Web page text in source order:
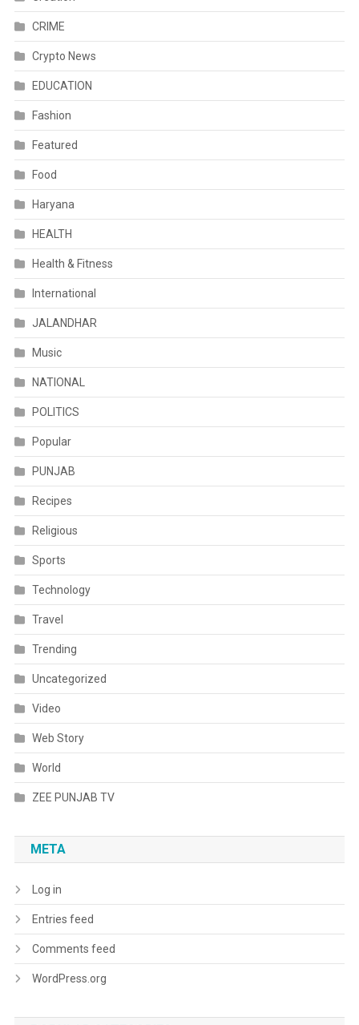
CRIME
Crypto News
EDUCATION
Fashion
Featured
Food
Haryana
HEALTH
Health & Fitness
International
JALANDHAR
Music
NATIONAL
POLITICS
Popular
PUNJAB
Recipes
Religious
Sports
Technology
Travel
Trending
Uncategorized
Video
Web Story
World
ZEE PUNJAB TV
META
Log in
Entries feed
Comments feed
WordPress.org